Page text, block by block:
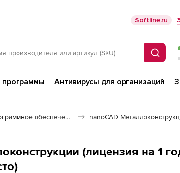
Softline.ru
Поиск
Антивирусы для организаций
Строительное программное обеспечение nanoCAD
(лицензия на 1